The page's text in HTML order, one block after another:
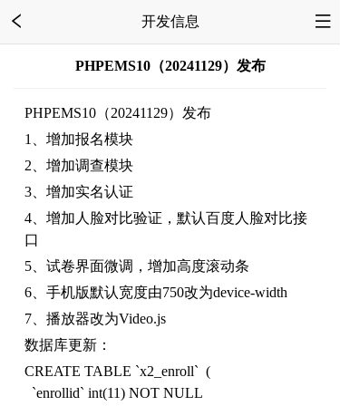
开发信息
PHPEMS10（20241129）发布
PHPEMS10（20241129）发布
1、增加报名模块
2、增加调查模块
3、增加实名认证
4、增加人脸对比验证，默认百度人脸对比接
口
5、试卷界面微调，增加高度滚动条
6、手机版默认宽度由750改为device-width
7、播放器改为Video.js
数据库更新：
CREATE TABLE `x2_enroll` (
`enrollid` int(11) NOT NULL